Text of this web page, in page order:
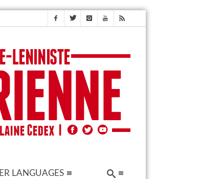
LANGUAGES